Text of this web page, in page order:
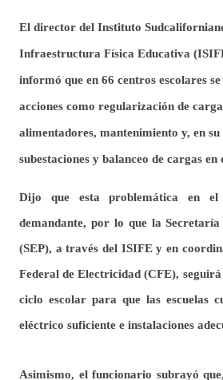
El director del Instituto
Infraestructura Física Educativa
informó que en 66 centros escolares
acciones como regularización de
alimentadores, mantenimiento y, en su
subestaciones y balanceo de cargas en
Dijo que esta problemática en el
demandante, por lo que la
(SEP), a través del ISIFE y en
Federal de Electricidad (CFE),
ciclo escolar para que las escuelas
eléctrico suficiente e instalaciones
Asimismo, el funcionario subrayó